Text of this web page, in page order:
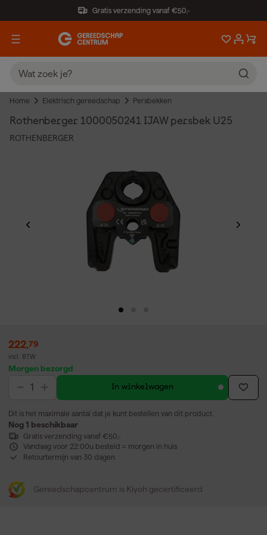
Gratis verzending vanaf €50,-
Home Elektrisch gereedschap Persbekken
Rothenberger 1000050241 IJAW persbek U25
ROTHENBERGER
222,79
incl. BTW
Morgen bezorgd
In winkelwagen
Dit is het maximale aantal dat je kunt bestellen van dit product.
Nog 1 beschikbaar
Gratis verzending vanaf €50,-
Vandaag voor 22:00u besteld = morgen in huis
Retourtermijn van 30 dagen
Gereedschapcentrum is Kiyoh gecertificeerd